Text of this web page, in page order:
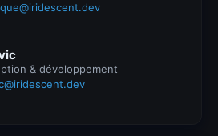
& développement